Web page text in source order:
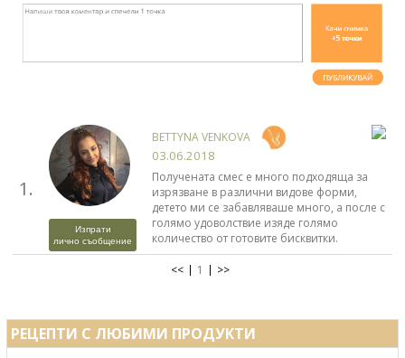
1.
Изпрати
лично съобщение
BETTYNA VENKOVA
03.06.2018
Получената смес е много подходяща за
изрязване в различни видове форми,
детето ми се забавляваше много, а после с
голямо удоволствие изяде голямо
количество от готовите бисквитки.
<< 1 >>
РЕЦЕПТИ С ЛЮБИМИ ПРОДУКТИ